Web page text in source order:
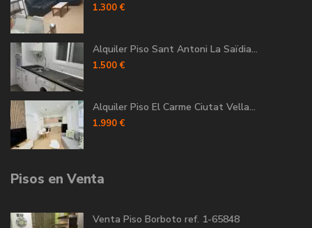
1.300 €
Alquiler Piso Sant Antoni La Saïdia...
1.500 €
Alquiler Piso El Carme Ciutat Vella...
1.990 €
Pisos en Venta
Venta Piso Borboto ref. 1-65848